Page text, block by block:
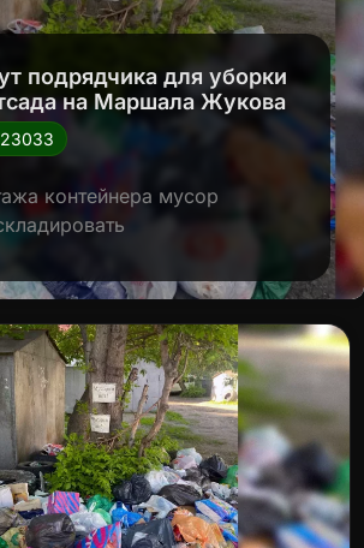
подрядчика для уборки
на Маршала Жукова
23033
контейнера мусор